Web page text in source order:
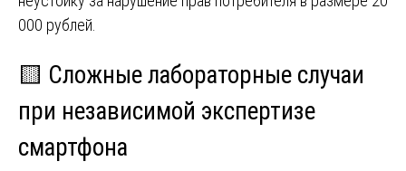
000 рублей.
🟨 Сложные лабораторные случаи
при независимой экспертизе
смартфона